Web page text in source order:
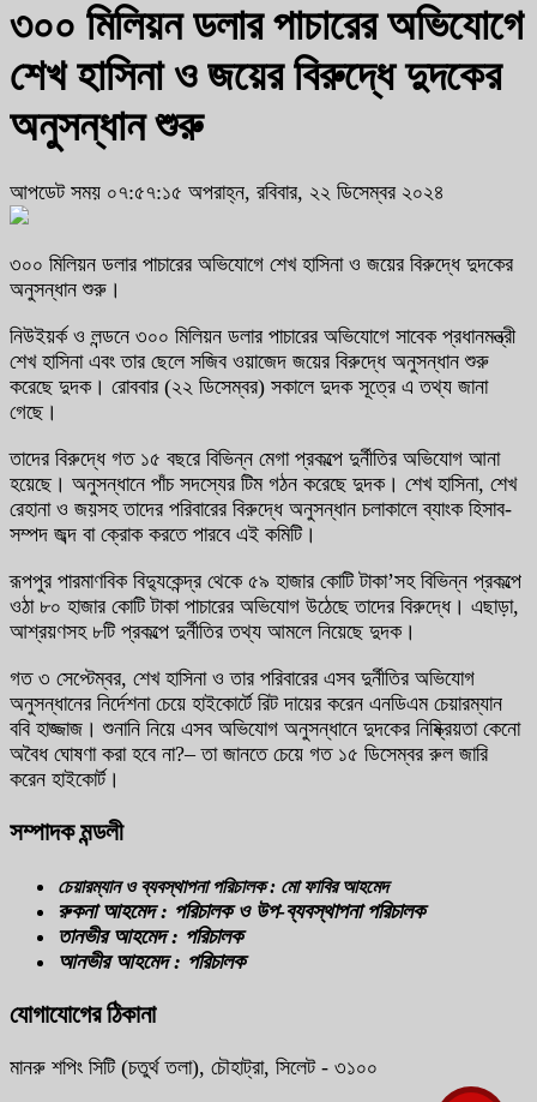
৩০০ মিলিয়ন ডলার পাচারের অভিযোগে
শেখ হাসিনা ও জয়ের বিরুদ্ধে দুদকের
অনুসন্ধান শুরু
আপডেট সময় ০৭:৫৭:১৫ অপরাহ্ন, রবিবার, ২২ ডিসেম্বর ২০২৪
৩০০ মিলিয়ন ডলার পাচারের অভিযোগে শেখ হাসিনা ও জয়ের বিরুদ্ধে দুদকের
অনুসন্ধান শুরু।
নিউইয়র্ক ও লন্ডনে ৩০০ মিলিয়ন ডলার পাচারের অভিযোগে সাবেক প্রধানমন্ত্রী
শেখ হাসিনা এবং তার ছেলে সজিব ওয়াজেদ জয়ের বিরুদ্ধে অনুসন্ধান শুরু
করেছে দুদক। রোববার (২২ ডিসেম্বর) সকালে দুদক সূত্রে এ তথ্য জানা
গেছে।
তাদের বিরুদ্ধে গত ১৫ বছরে বিভিন্ন মেগা প্রকল্পে দুর্নীতির অভিযোগ আনা
হয়েছে। অনুসন্ধানে পাঁচ সদস্যের টিম গঠন করেছে দুদক। শেখ হাসিনা, শেখ
রেহানা ও জয়সহ তাদের পরিবারের বিরুদ্ধে অনুসন্ধান চলাকালে ব্যাংক হিসাব-
সম্পদ জব্দ বা ক্রোক করতে পারবে এই কমিটি।
রূপপুর পারমাণবিক বিদ্যুকেন্দ্র থেকে ৫৯ হাজার কোটি টাকা’সহ বিভিন্ন প্রকল্পে
ওঠা ৮০ হাজার কোটি টাকা পাচারের অভিযোগ উঠেছে তাদের বিরুদ্ধে। এছাড়া,
আশ্রয়ণসহ ৮টি প্রকল্পে দুর্নীতির তথ্য আমলে নিয়েছে দুদক।
গত ৩ সেপ্টেম্বর, শেখ হাসিনা ও তার পরিবারের এসব দুর্নীতির অভিযোগ
অনুসন্ধানের নির্দেশনা চেয়ে হাইকোর্টে রিট দায়ের করেন এনডিএম চেয়ারম্যান
ববি হাজ্জাজ। শুনানি নিয়ে এসব অভিযোগ অনুসন্ধানে দুদকের নিষ্ক্রিয়তা কেনো
অবৈধ ঘোষণা করা হবে না?– তা জানতে চেয়ে গত ১৫ ডিসেম্বর রুল জারি
করেন হাইকোর্ট।
সম্পাদক মন্ডলী
চেয়ারম্যান ও ব্যবস্থাপনা পরিচালক : মো ফাবির আহমেদ
রুকনা আহমেদ : পরিচালক ও উপ-ব্যবস্থাপনা পরিচালক
তানভীর আহমেদ : পরিচালক
আনভীর আহমেদ : পরিচালক
যোগাযোগের ঠিকানা
মানরু শপিং সিটি (চতুর্থ তলা), চৌহাট্রা, সিলেট - ৩১০০